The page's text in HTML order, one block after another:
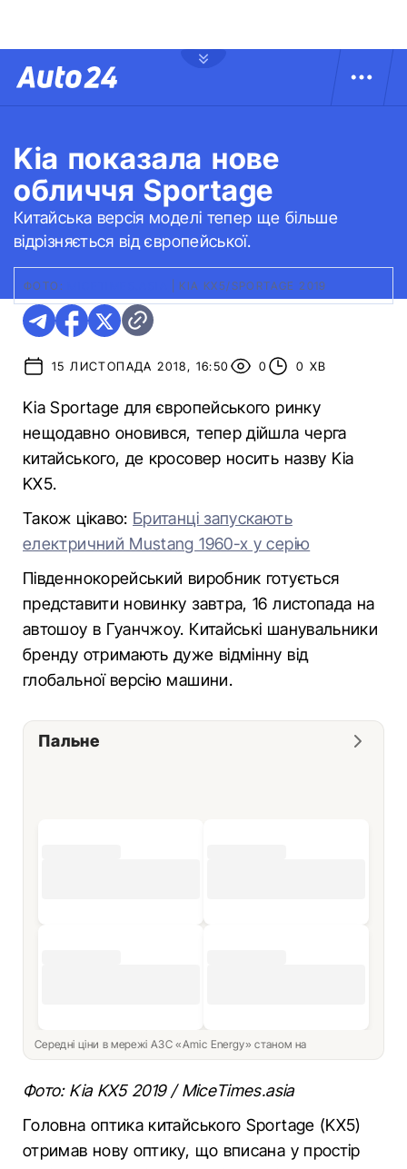
Kia показала нове
обличчя Sportage
Китайська версія моделі тепер ще більше
відрізняється від європейської.
ФОТО: KIA KX5/SPORTAGE 2019
15 ЛИСТОПАДА 2018, 16:50 0 0 ХВ
Kia Sportage для європейського ринку
нещодавно оновився, тепер дійшла черга
китайського, де кросовер носить назву Kia
KX5.
Також цікаво: Британці запускають
електричний Mustang 1960-х у серію
Південнокорейський виробник готується
представити новинку завтра, 16 листопада на
автошоу в Гуанчжоу. Китайські шанувальники
бренду отримають дуже відмінну від
глобальної версію машини.
Пальне
Середні ціни в мережі АЗС «Amic Energy» станом на
Фото: Kia KX5 2019 / МiceТimes.asia
Головна оптика китайського Sportage (KX5)
отримав нову оптику, що вписана у простір